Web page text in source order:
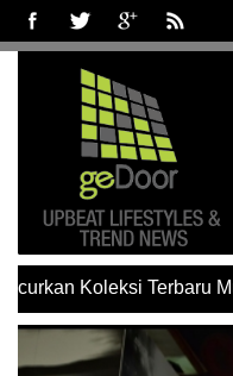
Koleksi Terbaru Musim